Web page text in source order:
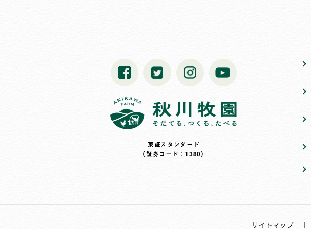
東証スタンダード
（証券コード：1380）
サイトマップ ｜